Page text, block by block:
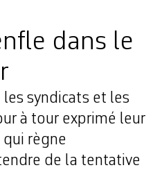
dans le
les syndicats et les
à tour exprimé leur
règne
de la tentative